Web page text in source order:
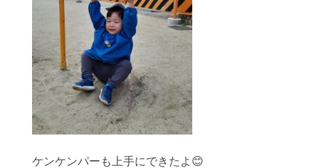
ケンケンパーも上手にできたよ😊